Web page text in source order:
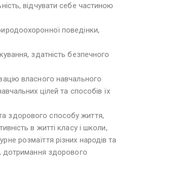
відчувати себе частиною
поведінки,
здатність безпечного
власного навчального
цілей та способів їх
та здорового способу життя,
в житті класу і школи,
розмаїття різних народів та
дотримання здорового